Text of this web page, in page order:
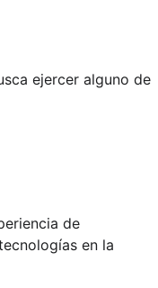
ejercer alguno de
de
en la